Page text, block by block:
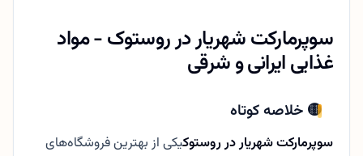
سوپرمارکت شهریار در روستوک - مواد
غذایی ایرانی و شرقی
🟡 خلاصه کوتاه
سوپرمارکت شهریار در روستوکیکی از بهترین فروشگاه‌های